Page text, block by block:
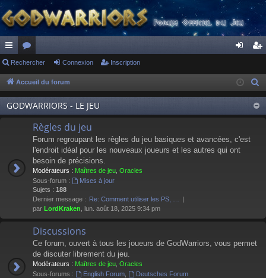
ac
co
ur
ci
or
u
m
s
ne
xi
on
cri
pti
on
Rechercher Connexion Inscription
Accueil du forum
GODWARRIORS - LE JEU
Règles du jeu
Forum regroupant les règles du jeu basiques et avancées, c'est
l'endroit idéal pour les nouveaux joueurs et les autres qui ont
besoin de précisions.
Modérateurs : Maîtres de jeu Oracles
Sous-forum :
Mises à jour
Sujets : 188
Dernier message : Re: Comment utiliser les PS, …
par LordKraken , lun. août 18, 2025 9:34 pm
Discussions
Ce forum, ouvert à tous les joueurs de GodWarriors, vous permet
de discuter librement du jeu.
Modérateurs : Maîtres de jeu Oracles
Sous-forums :
English Forum,
Deutsches Forum